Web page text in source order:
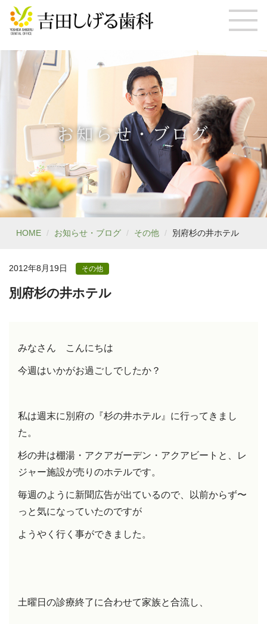
お知らせ・ブログ
HOME お知らせ・ブログ その他 別府杉の井ホテル
2012年8月19日 その他
別府杉の井ホテル
みなさん こんにちは
今週はいかがお過ごしでしたか？
私は週末に別府の『杉の井ホテル』に行ってきまし
た。
杉の井は棚湯・アクアガーデン・アクアビートと、レ
ジャー施設が売りのホテルです。
毎週のように新聞広告が出ているので、
以前からず〜
っと気になっていたのですが
ようやく行く事ができました。
土曜日の診療終了に合わせて家族と合流し、